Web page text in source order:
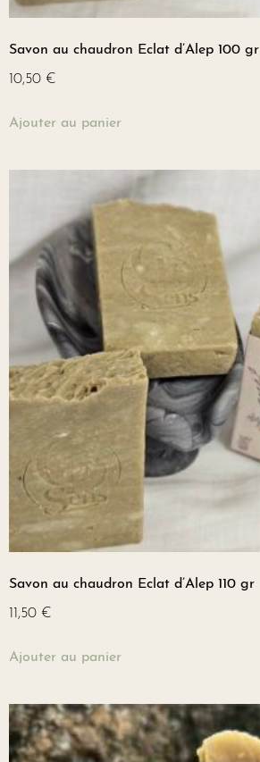
Savon au chaudron Eclat d’Alep 100 gr
10,50 €
Ajouter au panier
Savon au chaudron Eclat d’Alep 110 gr
11,50 €
Ajouter au panier